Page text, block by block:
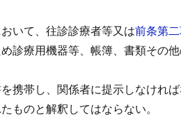
いて、往診診療者等又は前条第
診療用機器等、帳簿、書類その
携帯し、関係者に提示しなければ
ものと解釈してはならない。